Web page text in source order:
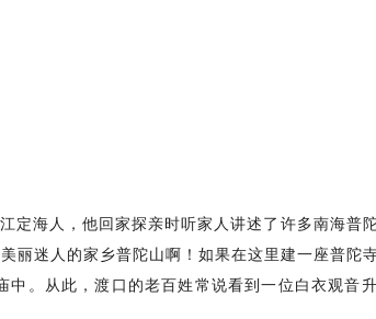
定海人，他回家探亲时听家人讲述了许多南海普
丽迷人的家乡普陀山啊！如果在这里建一座普陀
。从此，渡口的老百姓常说看到一位白衣观音